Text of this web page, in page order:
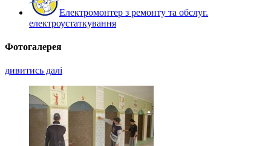
Електромонтер з ремонту та обслуг.
електроустаткування
Фотогалерея
дивитись далі